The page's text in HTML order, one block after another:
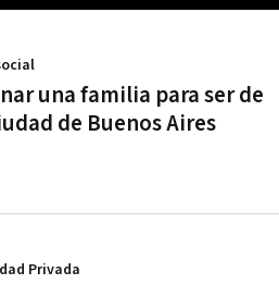
una familia para ser de
de Buenos Aires
Privada